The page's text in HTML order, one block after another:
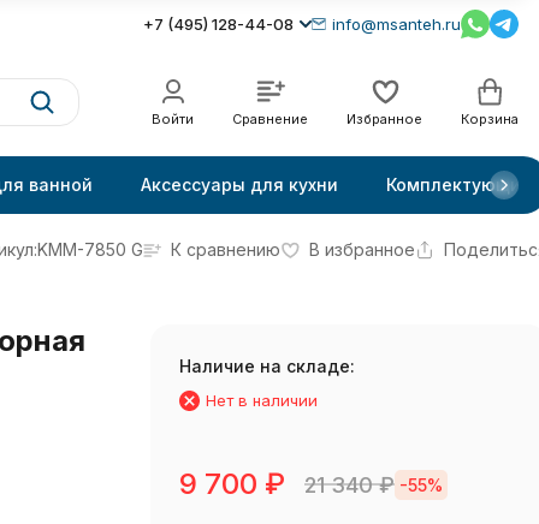
+7 (495) 128-44-08 info@msanteh.ru
Войти Сравнение Избранное Корзина
ванной Аксессуары для кухни Комплектующие
KMM-7850 G К сравнению В избранное
Наличие на складе:
Нет в наличии
9 700 ₽ 21 340₽ -55%